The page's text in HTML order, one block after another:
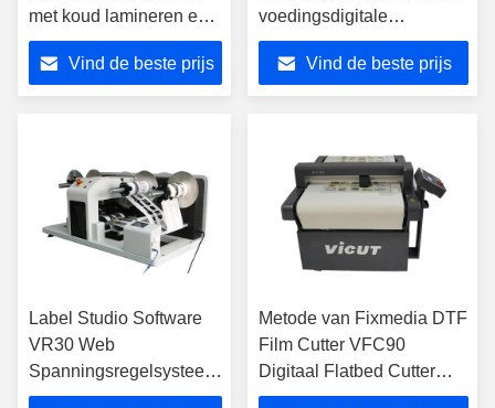
met koud lamineren en
automatische digitale
roll die cut
Vind de beste prijs
voedingsdigitale
snijmachine voor
verkeersborden
Reflectieve films
Vind de beste prijs
Label Studio Software
VR30 Web
Spanningsregelsysteem
voor Digitale Roll Label
Metode van Fixmedia DTF
Film Cutter VFC90
Digitaal Flatbed Cutter
Roll Auto Feed Cutter